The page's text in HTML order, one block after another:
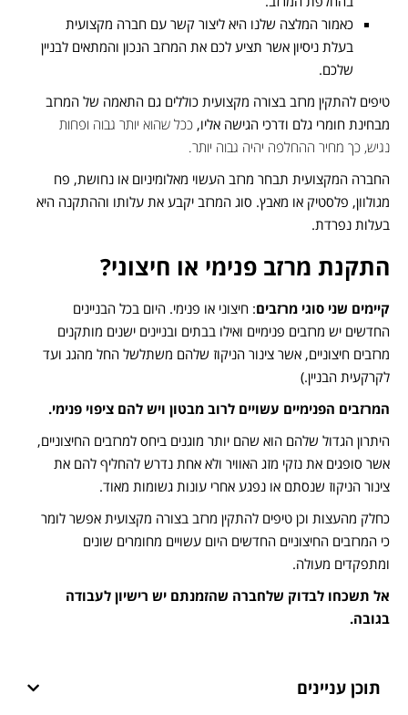
כאמור המלצה שלנו היא ליצור קשר עם חברה מקצועית
בעלת ניסיון אשר תציע לכם את המרזב הנכון והמתאים לבניין
שלכם.
טיפים להתקין מרזב בצורה מקצועית כוללים גם התאמה של המרזב
מבחינת חומרי גלם ודרכי הגישה אליו, ככל שהוא יותר גבוה ופחות
נגיש, כך מחיר ההחלפה יהיה גבוה יותר.
החברה המקצועית תבחר מרזב העשוי מאלומיניום או נחושת, פח
מגולוון, פלסטיק או מאבץ. סוג המרזב יקבע את עלותו וההתקנה היא
בעלות נפרדת.
התקנת מרזב פנימי או חיצוני?
קיימים שני סוגי מרזבים: חיצוני או פנימי. היום בכל הבניינים
החדשים יש מרזבים פנימיים ואילו בבתים ובניינים ישנים מותקנים
מרזבים חיצוניים, אשר צינור הניקוז שלהם משתלשל החל מהגג ועד
לקרקעית הבניין.)
המרזבים הפנימיים עשויים לרוב מבטון ויש להם ציפוי פנימי.
היתרון הגדול שלהם הוא שהם יותר מוגנים ביחס למרזבים החיצוניים,
אשר סופגים את נזקי מזג האוויר ולא אחת נדרש להחליף להם את
צינור הניקוז שנסתם או נפגע אחרי עונות גשומות מאוד.
כחלק מהעצות וכן טיפים להתקין מרזב בצורה מקצועית אפשר לומר
כי המרזבים החיצוניים החדשים היום עשויים מחומרים שונים
ומתפקדים מעולה.
אל תשכחו לבדוק שלחברה שהזמנתם יש רישיון לעבודה
בגובה.
תוכן עניינים